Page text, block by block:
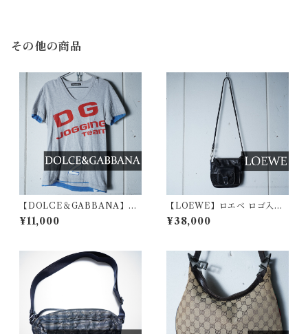
その他の商品
【DOLCE＆GABBANA】ド
ルチェ＆ガッバーナ DG JOG
GING team ロゴVネックTシ
¥11,000
【LOEWE】ロエベ ロゴ入・
アナグラム総柄レザーショル
ダーバッグ black
¥38,000